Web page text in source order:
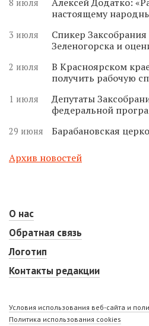
8 июля
настоящему
3 июля
Спикер
Зеленогорска и
2 июля
В Красноярском
получить рабочую
1 июля
Депутаты
федеральной
29 июня Барабановская
Архив новостей
О нас
Обратная связь
Логотип
Контакты редакции
Условия использования веб-сайта и
Политика использования cookies